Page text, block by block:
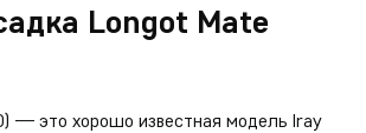
Longot Mate
— это хорошо известная модель Iray